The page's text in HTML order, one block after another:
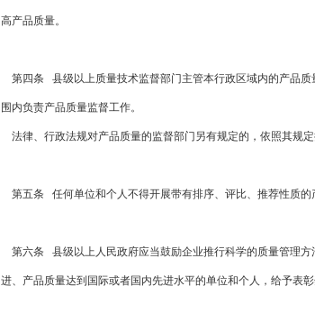
高产品质量。
第四条 县级以上质量技术监督部门主管本行政区域内的产品
围内负责产品质量监督工作。
法律、行政法规对产品质量的监督部门另有规定的，依照其规定
第五条 任何单位和个人不得开展带有排序、评比、推荐性质的
第六条 县级以上人民政府应当鼓励企业推行科学的质量管理
进、产品质量达到国际或者国内先进水平的单位和个人，给予表彰